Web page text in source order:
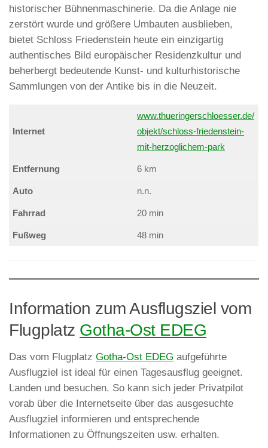
historischer Bühnenmaschinerie. Da die Anlage nie
zerstört wurde und größere Umbauten ausblieben,
bietet Schloss Friedenstein heute ein einzigartig
authentisches Bild europäischer Residenzkultur und
beherbergt bedeutende Kunst- und kulturhistorische
Sammlungen von der Antike bis in die Neuzeit.
Internet
www.thueringerschloesser.de/
objekt/schloss-friedenstein-
mit-herzoglichem-park
Entfernung 6 km
Auto n.n.
Fahrrad 20 min
Fußweg 48 min
Information zum Ausflugsziel vom
Flugplatz Gotha-Ost EDEG
Das vom Flugplatz Gotha-Ost EDEG aufgeführte
Ausflugziel ist ideal für einen Tagesausflug geeignet.
Landen und besuchen. So kann sich jeder Privatpilot
vorab über die Internetseite über das ausgesuchte
Ausflugziel informieren und entsprechende
Informationen zu Öffnungszeiten usw. erhalten.